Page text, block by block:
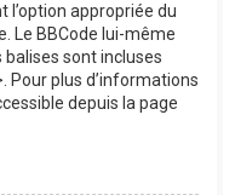
l’option appropriée du
Le BBCode lui-même
balises sont incluses
Pour plus d’informations
depuis la page